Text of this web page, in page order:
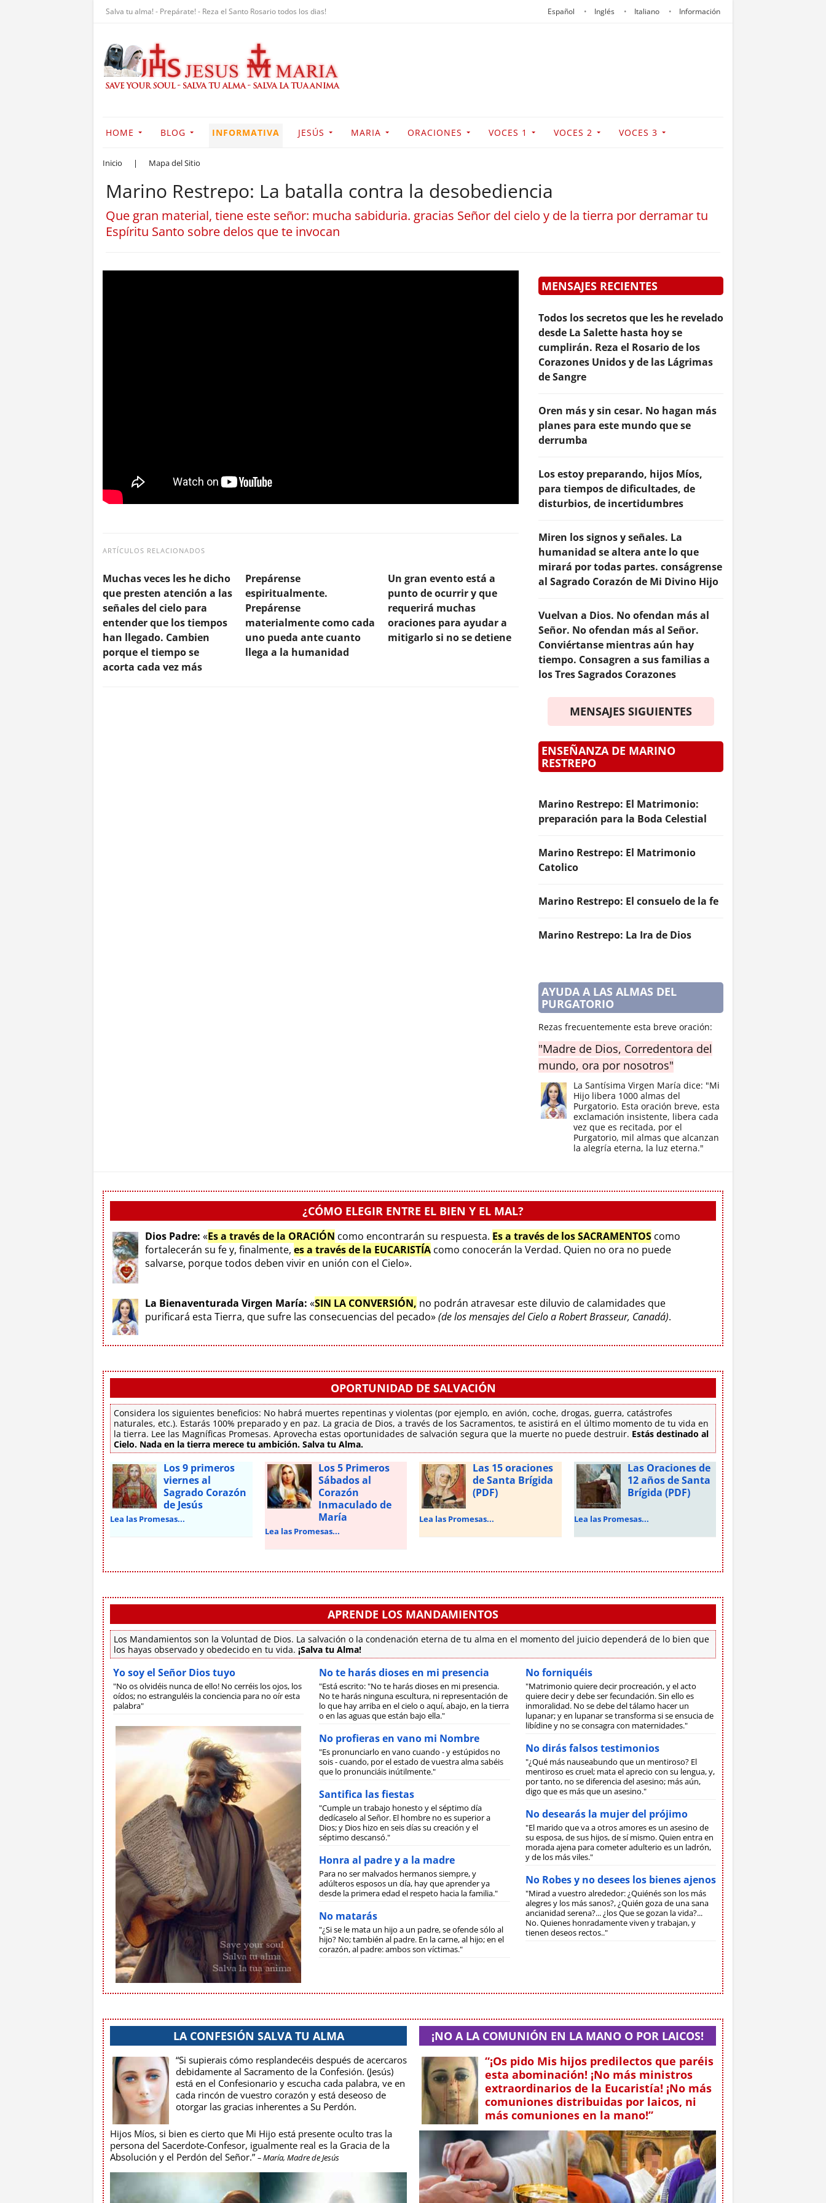
Salva tu alma! - Prepárate! - Reza el Santo Rosario todos los dias! Español Inglés Italiano Información
HOME BLOG INFORMATIVA JESÚS MARIA ORACIONES VOCES 1 VOCES 2 VOCES 3
Inicio | Mapa del Sitio
Marino Restrepo: La batalla contra la desobediencia
Que gran material, tiene este señor: mucha sabiduria. gracias Señor del cielo y de la tierra por derramar tu
Espíritu Santo sobre delos que te invocan
ARTÍCULOS RELACIONADOS
Muchas veces les he dicho
que presten atención a las
señales del cielo para
entender que los tiempos
han llegado. Cambien
porque el tiempo se
acorta cada vez más
Prepárense
espiritualmente.
Prepárense
materialmente como cada
uno pueda ante cuanto
llega a la humanidad
Un gran evento está a
punto de ocurrir y que
requerirá muchas
oraciones para ayudar a
mitigarlo si no se detiene
MENSAJES RECIENTES
Todos los secretos que les he revelado
desde La Salette hasta hoy se
cumplirán. Reza el Rosario de los
Corazones Unidos y de las Lágrimas
de Sangre
Oren más y sin cesar. No hagan más
planes para este mundo que se
derrumba
Los estoy preparando, hijos Míos,
para tiempos de dificultades, de
disturbios, de incertidumbres
Miren los signos y señales. La
humanidad se altera ante lo que
mirará por todas partes. conságrense
al Sagrado Corazón de Mi Divino Hijo
Vuelvan a Dios. No ofendan más al
Señor. No ofendan más al Señor.
Conviértanse mientras aún hay
tiempo. Consagren a sus familias a
los Tres Sagrados Corazones
MENSAJES SIGUIENTES
ENSEÑANZA DE MARINO
RESTREPO
Marino Restrepo: El Matrimonio:
preparación para la Boda Celestial
Marino Restrepo: El Matrimonio
Catolico
Marino Restrepo: El consuelo de la fe
Marino Restrepo: La Ira de Dios
AYUDA A LAS ALMAS DEL
PURGATORIO
Rezas frecuentemente esta breve oración:
"Madre de Dios, Corredentora del
mundo, ora por nosotros"
La Santísima Virgen María dice: "Mi
Hijo libera 1000 almas del
Purgatorio. Esta oración breve, esta
exclamación insistente, libera cada
vez que es recitada, por el
Purgatorio, mil almas que alcanzan
la alegría eterna, la luz eterna."
¿CÓMO ELEGIR ENTRE EL BIEN Y EL MAL?
Dios Padre: «Es a través de la ORACIÓN como encontrarán su respuesta. Es a través de los SACRAMENTOS como
fortalecerán su fe y, finalmente, es a través de la EUCARISTÍA como conocerán la Verdad. Quien no ora no puede
salvarse, porque todos deben vivir en unión con el Cielo».
La Bienaventurada Virgen María: «SIN LA CONVERSIÓN, no podrán atravesar este diluvio de calamidades que
purificará esta Tierra, que sufre las consecuencias del pecado»(de los mensajes del Cielo a Robert Brasseur, Canadá).
OPORTUNIDAD DE SALVACIÓN
Considera los siguientes beneficios: No habrá muertes repentinas y violentas (por ejemplo, en avión, coche, drogas, guerra, catástrofes
naturales, etc.). Estarás 100% preparado y en paz. La gracia de Dios, a través de los Sacramentos, te asistirá en el último momento de tu vida en
la tierra. Lee las Magníficas Promesas. Aprovecha estas oportunidades de salvación segura que la muerte no puede destruir. Estás destinado al
Cielo. Nada en la tierra merece tu ambición. Salva tu Alma.
Los 9 primeros
viernes al
Sagrado Corazón
de Jesús
Lea las Promesas...
Los 5 Primeros
Sábados al
Corazón
Inmaculado de
María
Lea las Promesas...
Las 15 oraciones
de Santa Brígida
(PDF)
Lea las Promesas...
Las Oraciones de
12 años de Santa
Brígida (PDF)
Lea las Promesas...
APRENDE LOS MANDAMIENTOS
Los Mandamientos son la Voluntad de Dios. La salvación o la condenación eterna de tu alma en el momento del juicio dependerá de lo bien que
los hayas observado y obedecido en tu vida. ¡Salva tu Alma!
Yo soy el Señor Dios tuyo
"No os olvidéis nunca de ello! No cerréis los ojos, los
oídos; no estranguléis la conciencia para no oír esta
palabra"
No te harás dioses en mi presencia
"Está escrito: "No te harás dioses en mi presencia.
No te harás ninguna escultura, ni representación de
lo que hay arriba en el cielo o aquí, abajo, en la tierra
o en las aguas que están bajo ella."
No profieras en vano mi Nombre
"Es pronunciarlo en vano cuando - y estúpidos no
sois - cuando, por el estado de vuestra alma sabéis
que lo pronunciáis inútilmente."
Santifica las fiestas
"Cumple un trabajo honesto y el séptimo día
dedícaselo al Señor. El hombre no es superior a
Dios; y Dios hizo en seis días su creación y el
séptimo descansó."
Honra al padre y a la madre
Para no ser malvados hermanos siempre, y
adúlteros esposos un día, hay que aprender ya
desde la primera edad el respeto hacia la familia."
No matarás
"¿Si se le mata un hijo a un padre, se ofende sólo al
hijo? No; también al padre. En la carne, al hijo; en el
corazón, al padre: ambos son víctimas."
No forniquéis
"Matrimonio quiere decir procreación, y el acto
quiere decir y debe ser fecundación. Sin ello es
inmoralidad. No se debe del tálamo hacer un
lupanar; y en lupanar se transforma si se ensucia de
libídine y no se consagra con maternidades."
No dirás falsos testimonios
"¿Qué más nauseabundo que un mentiroso? El
mentiroso es cruel; mata el aprecio con su lengua, y,
por tanto, no se diferencia del asesino; más aún,
digo que es más que un asesino."
No desearás la mujer del prójimo
"El marido que va a otros amores es un asesino de
su esposa, de sus hijos, de sí mismo. Quien entra en
morada ajena para cometer adulterio es un ladrón,
y de los más viles."
No Robes y no desees los bienes ajenos
"Mirad a vuestro alrededor: ¿Quiénés son los más
alegres y los más sanos?, ¿Quién goza de una sana
ancianidad serena?... ¿los Que se gozan la vida?...
No. Quienes honradamente viven y trabajan, y
tienen deseos rectos.."
LA CONFESIÓN SALVA TU ALMA
“Si supierais cómo resplandecéis después de acercaros
debidamente al Sacramento de la Confesión. (Jesús)
está en el Confesionario y escucha cada palabra, ve en
cada rincón de vuestro corazón y está deseoso de
otorgar las gracias inherentes a Su Perdón.
Hijos Míos, si bien es cierto que Mi Hijo está presente oculto tras la
persona del Sacerdote-Confesor, igualmente real es la Gracia de la
Absolución y el Perdón del Señor.” – María, Madre de Jesús
¡NO A LA COMUNIÓN EN LA MANO O POR LAICOS!
“¡Os pido Mis hijos predilectos que paréis
esta abominación! ¡No más ministros
extraordinarios de la Eucaristía! ¡No más
comuniones distribuidas por laicos, ni
más comuniones en la mano!”